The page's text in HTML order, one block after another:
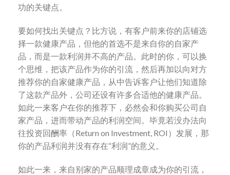
功的关键点。
要如何找出关键点？比方说，有客户前来你的店铺选
择一款健康产品，但他的首选不是来自你的自家产
品，而是一款利润并不高的产品。此时的你，可以换
个思维，把该产品作为你的引流，然后再加以向对方
推荐你的自家健康产品，从中告诉客户让他们知道除
了这款产品外，公司还设有许多合适他的健康产品。
如此一来客户在你的推荐下，必然会和你购买公司自
家产品，进而带动产品的利润空间。毕竟若没办法向
往投资回酬率（Return on Investment, ROI）发展，那
你的产品利润并没有存在“利润”的意义。
如此一来，来自别家的产品顺理成章成为你的引流，